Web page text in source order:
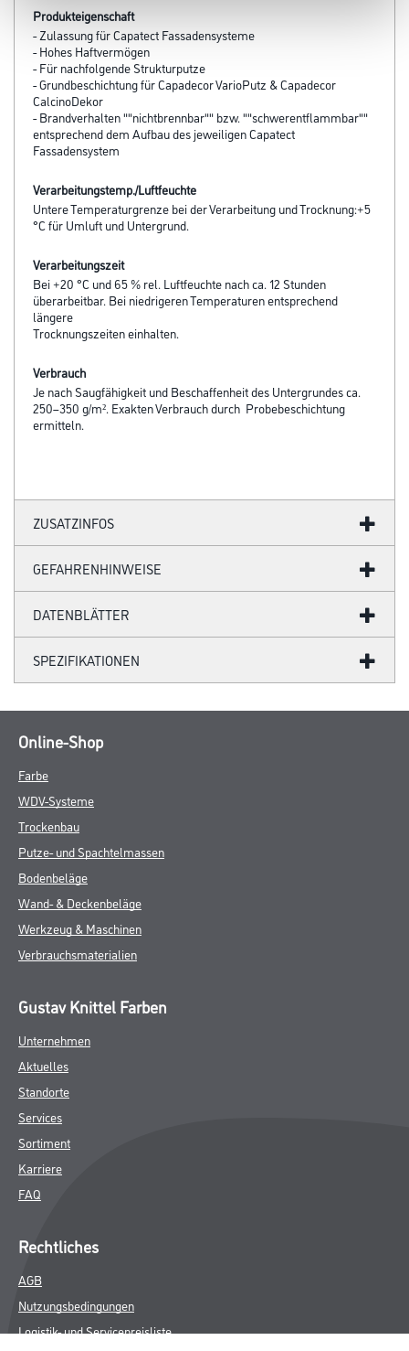
Produkteigenschaft
- Zulassung für Capatect Fassadensysteme
- Hohes Haftvermögen
- Für nachfolgende Strukturputze
- Grundbeschichtung für Capadecor VarioPutz & Capadecor
CalcinoDekor
- Brandverhalten ""nichtbrennbar"" bzw. ""schwerentflammbar""
entsprechend dem Aufbau des jeweiligen Capatect
Fassadensystem
Verarbeitungstemp./Luftfeuchte
Untere Temperaturgrenze bei der Verarbeitung und Trocknung:+5
°C für Umluft und Untergrund.
Verarbeitungszeit
Bei +20 °C und 65 % rel. Luftfeuchte nach ca. 12 Stunden
überarbeitbar. Bei niedrigeren Temperaturen entsprechend
längere
Trocknungszeiten einhalten.
Verbrauch
Je nach Saugfähigkeit und Beschaffenheit des Untergrundes ca.
250–350 g/m². Exakten Verbrauch durch Probebeschichtung
ermitteln.
ZUSATZINFOS
GEFAHRENHINWEISE
DATENBLÄTTER
SPEZIFIKATIONEN
Online-Shop
Farbe
WDV-Systeme
Trockenbau
Putze- und Spachtelmassen
Bodenbeläge
Wand- & Deckenbeläge
Werkzeug & Maschinen
Verbrauchsmaterialien
Gustav Knittel Farben
Unternehmen
Aktuelles
Standorte
Services
Sortiment
Karriere
FAQ
Rechtliches
AGB
Nutzungsbedingungen
Logistik- und Servicepreisliste